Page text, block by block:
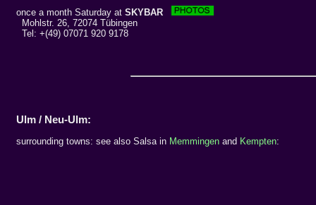
once a month Saturday at SKYBAR
Mohlstr. 26, 72074 Tübingen
Tel: +(49) 07071 920 9178
Ulm / Neu-Ulm:
surrounding towns: see also Salsa in Memmingen and Kempten: